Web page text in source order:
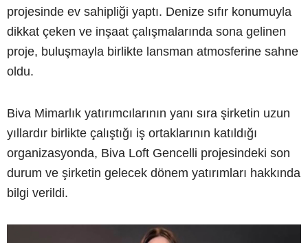
projesinde ev sahipliği yaptı. Denize sıfır konumuyla
dikkat çeken ve inşaat çalışmalarında sona gelinen
proje, buluşmayla birlikte lansman atmosferine sahne
oldu.
Biva Mimarlık yatırımcılarının yanı sıra şirketin uzun
yıllardır birlikte çalıştığı iş ortaklarının katıldığı
organizasyonda, Biva Loft Gencelli projesindeki son
durum ve şirketin gelecek dönem yatırımları hakkında
bilgi verildi.